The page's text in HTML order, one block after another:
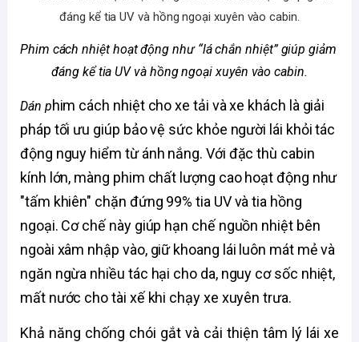
Phim cách nhiệt hoạt động như “lá chắn nhiệt” giúp giảm
đáng kể tia UV và hồng ngoại xuyên vào cabin.
Dán phim cách nhiệt cho xe tải và xe khách là giải
pháp tối ưu giúp bảo vệ sức khỏe người lái khỏi tác
động nguy hiểm từ ánh nắng. Với đặc thù cabin
kính lớn, màng phim chất lượng cao hoạt động như
"tấm khiên" chặn đứng 99% tia UV và tia hồng
ngoại. Cơ chế này giúp hạn chế nguồn nhiệt bên
ngoài xâm nhập vào, giữ khoang lái luôn mát mẻ và
ngăn ngừa nhiều tác hại cho da, nguy cơ sốc nhiệt,
mất nước cho tài xế khi chạy xe xuyên trưa.
Khả năng chống chói gắt và cải thiện tâm lý lái xe